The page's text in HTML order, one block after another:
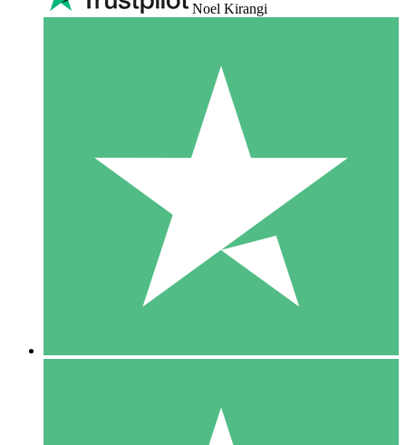
Noel Kirangi